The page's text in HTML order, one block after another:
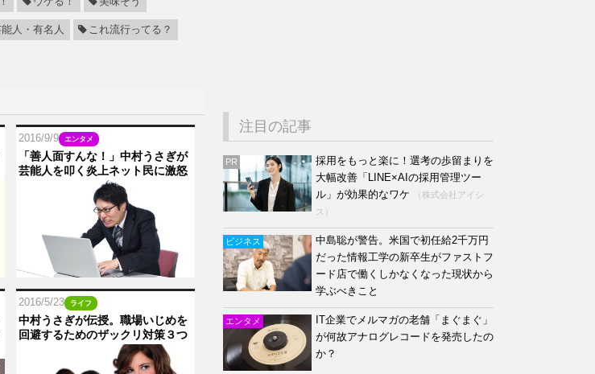
人・有名人 これ流行ってる？
2016/9/9 エンタメ
「善人面すんな！」中村うさぎが
芸能人を叩く炎上ネット民に激怒
2016/5/23 ライフ
中村うさぎが伝授。職場いじめを
回避するためのザックリ対策３つ
注目の記事
PR
採用をもっと楽に！選考の歩留まりを
大幅改善「LINE×AIの採用管理ツー
ル」が効果的なワケ
（株式会社アイシ
ス）
ビジネス
中島聡が警告。米国で初任給2千万円
だった情報工学の新卒生がファストフ
ード店で働くしかなくなった現状から
学ぶべきこと
エンタメ
IT企業でメルマガの老舗「まぐまぐ」
が何故アナログレコードを発売したの
か？